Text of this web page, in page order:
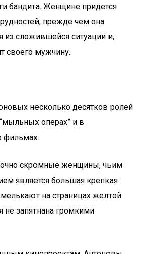
бандита. Женщине придется
прежде чем она
из сложившейся ситуации и,
своего мужчину.
несколько десятков ролей
операх” и в
фильмах.
скромные женщины, чьим
является большая крепкая
на страницах желтой
не запятнана громкими